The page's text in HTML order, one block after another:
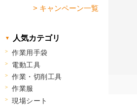
> キャンペーン一覧
人気カテゴリ
作業用手袋
電動工具
作業・切削工具
作業服
現場シート